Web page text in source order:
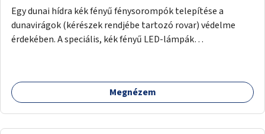
Egy dunai hídra kék fényű fénysorompók telepítése a
dunavirágok (kérészek rendjébe tartozó rovar) védelme
érdekében. A speciális, kék fényű LED-lámpák
repüljenek, és ott rakják le petéiket.
Megnézem